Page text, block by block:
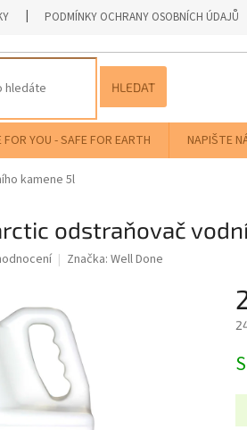
PODMÍNKY OCHRANY OSOBNÍCH ÚDAJŮ
HLEDAT
FOR YOU - SAFE FOR EARTH NAPIŠTE
kamene 5l
odstraňovač
Značka: Well Done